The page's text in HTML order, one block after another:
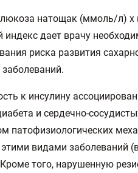
натощак (ммоль/л)
индекс дает врачу
риска развития
к инсулину
и сердечно-
патофизиологических
видами заболеваний
того, нарушенную